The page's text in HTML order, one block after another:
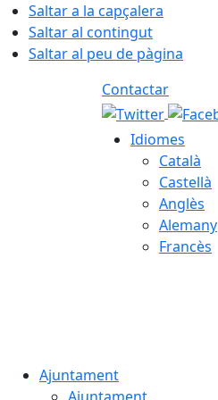
Saltar a la capçalera
Saltar al contingut
Saltar al peu de pàgina
Contactar
Idiomes
Català
Castellà
Anglès
Alemany
Francès
Ajuntament